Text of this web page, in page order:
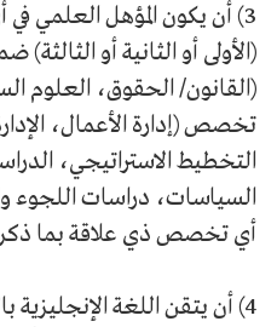
3) أن يكون المؤهل العلمي
(الأولى أو الثانية أو
(القانون/ الحقوق، العلوم
تخصص (إدارة الأعمال،
التخطيط الاستراتيجي،
السياسات، دراسات اللجوء
أي تخصص ذي علاقة بما ذكر
4) أن يتقن اللغة الإنجليزية